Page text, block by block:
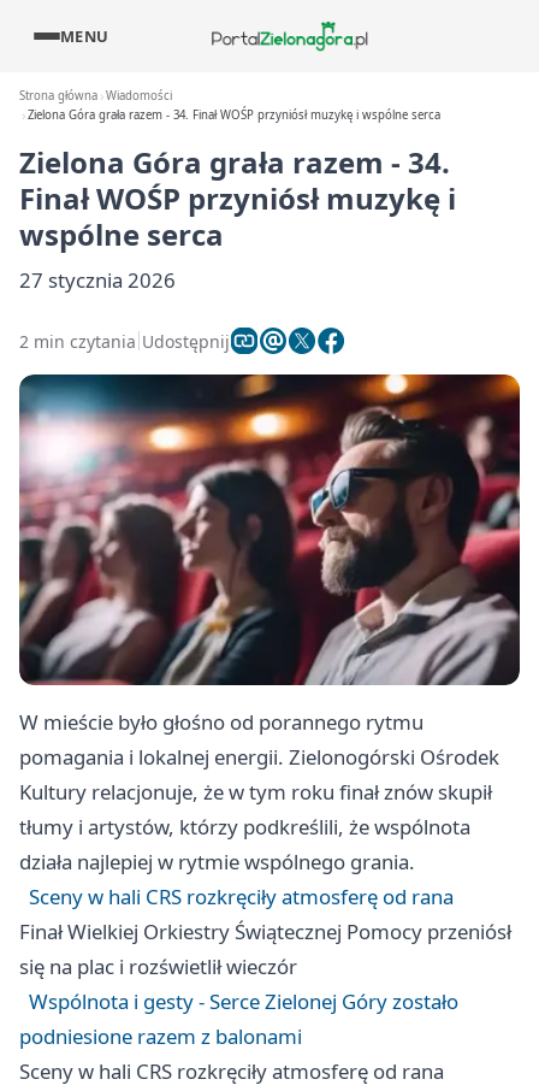
MENU
Strona główna Wiadomości
Zielona Góra grała razem - 34. Finał WOŚP przyniósł muzykę i wspólne serca
Zielona Góra grała razem - 34.
Finał WOŚP przyniósł muzykę i
wspólne serca
27 stycznia 2026
2 min czytania Udostępnij
W mieście było głośno od porannego rytmu
pomagania i lokalnej energii. Zielonogórski Ośrodek
Kultury relacjonuje, że w tym roku finał znów skupił
tłumy i artystów, którzy podkreślili, że wspólnota
działa najlepiej w rytmie wspólnego grania.
Sceny w hali CRS rozkręciły atmosferę od rana
Finał Wielkiej Orkiestry Świątecznej Pomocy przeniósł
się na plac i rozświetlił wieczór
Wspólnota i gesty - Serce Zielonej Góry zostało
podniesione razem z balonami
Sceny w hali CRS rozkręciły atmosferę od rana